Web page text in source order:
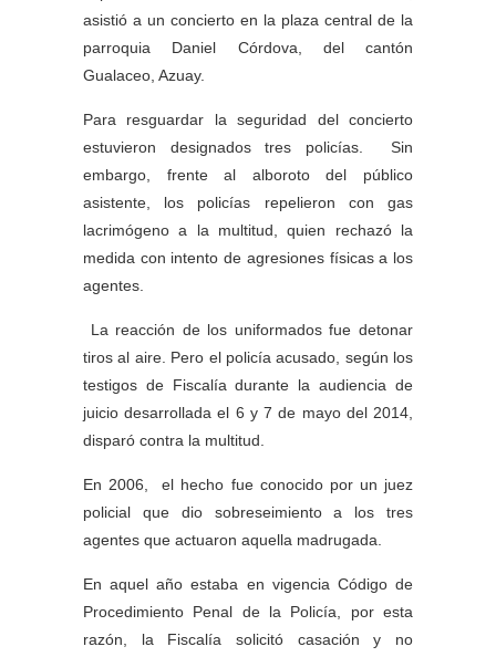
asistió a un concierto en la plaza central de la
parroquia Daniel Córdova, del cantón
Gualaceo, Azuay.
Para resguardar la seguridad del concierto
estuvieron designados tres policías. Sin
embargo, frente al alboroto del público
asistente, los policías repelieron con gas
lacrimógeno a la multitud, quien rechazó la
medida con intento de agresiones físicas a los
agentes.
La reacción de los uniformados fue detonar
tiros al aire. Pero el policía acusado, según los
testigos de Fiscalía durante la audiencia de
juicio desarrollada el 6 y 7 de mayo del 2014,
disparó contra la multitud.
En 2006, el hecho fue conocido por un juez
policial que dio sobreseimiento a los tres
agentes que actuaron aquella madrugada.
En aquel año estaba en vigencia Código de
Procedimiento Penal de la Policía, por esta
razón, la Fiscalía solicitó casación y no